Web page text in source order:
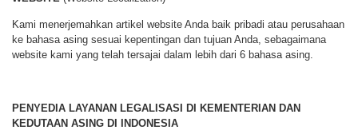
Kami menerjemahkan artikel website Anda baik pribadi atau perusahaan
ke bahasa asing sesuai kepentingan dan tujuan Anda, sebagaimana
website kami yang telah tersajai dalam lebih dari 6 bahasa asing.
PENYEDIA LAYANAN LEGALISASI DI KEMENTERIAN DAN
KEDUTAAN ASING DI INDONESIA